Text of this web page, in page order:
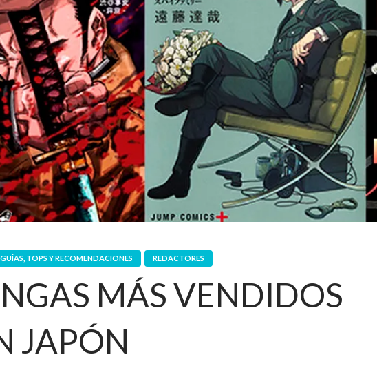
GUÍAS, TOPS Y RECOMENDACIONES REDACTORES
MÁS VENDIDOS
JAPÓN